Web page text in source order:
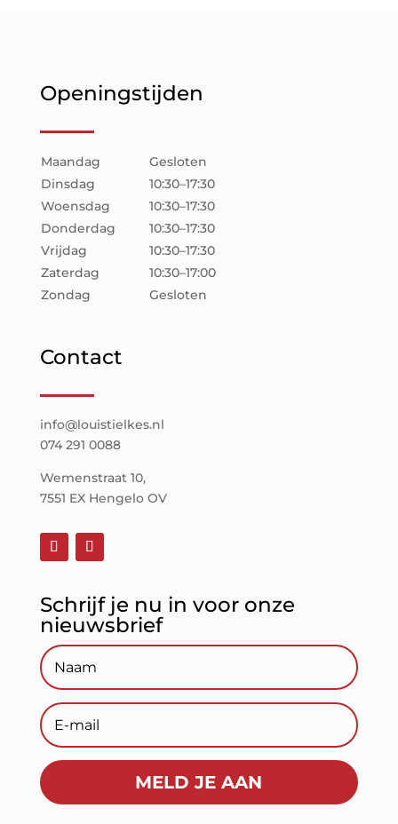
Openingstijden
Maandag
Gesloten
Dinsdag
10:30–17:30
Woensdag
10:30–17:30
Donderdag
10:30–17:30
Vrijdag
10:30–17:30
Zaterdag
10:30–17:00
Zondag
Gesloten
Contact
info@louistielkes.nl
074 291 0088
Wemenstraat 10,
7551 EX Hengelo OV
Schrijf je nu in voor onze
nieuwsbrief
MELD JE AAN